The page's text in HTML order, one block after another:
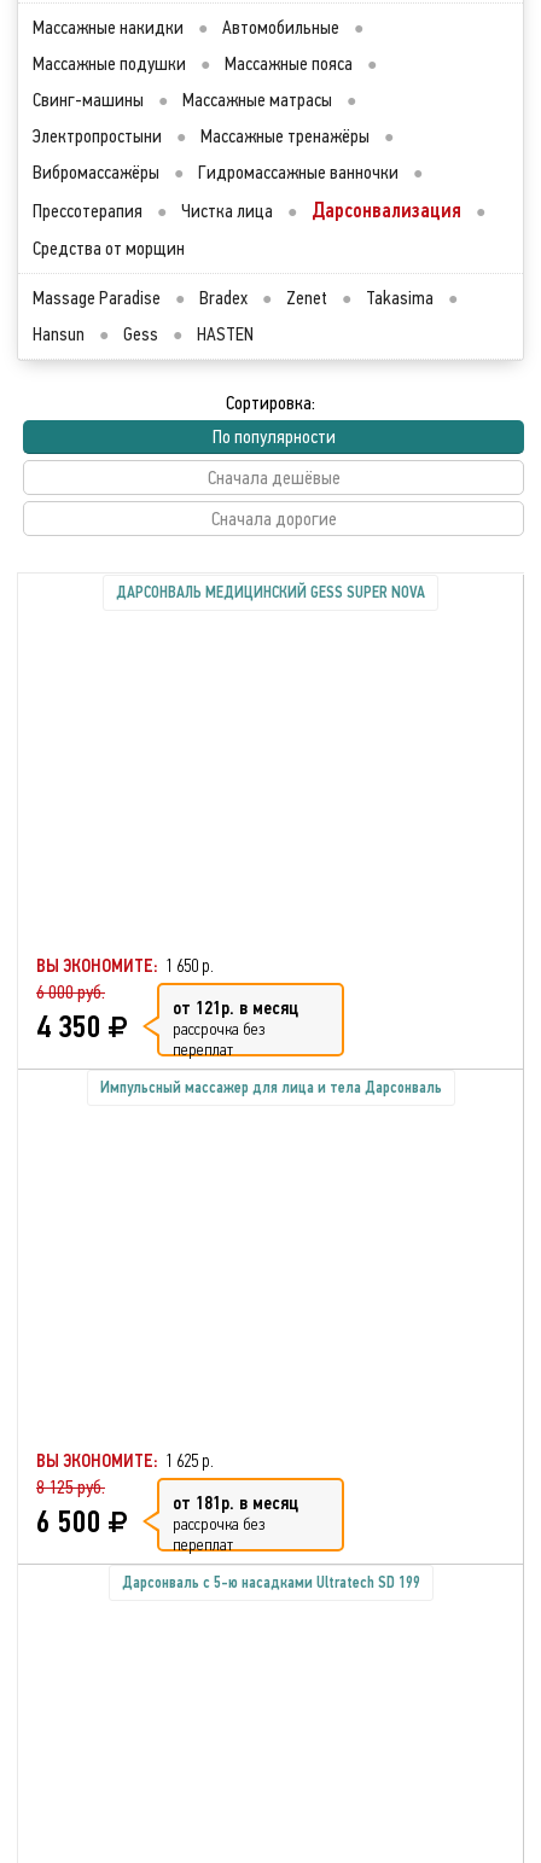
Массажные накидки ● Автомобильные
●
Массажные подушки
● Массажные пояса
●
Свинг-машины
● Массажные матрасы
●
Электропростыни
● Массажные тренажёры
●
Вибромассажёры
● Гидромассажные ванночки
●
Прессотерапия
● Чистка лица ● Дарсонвализация
●
Средства от морщин
Massage Paradise ● Bradex ● Zenet ● Takasima
●
Hansun
● Gess ● HASTEN
Сортировка:
По популярности
Сначала дешёвые
Сначала дорогие
ДАРСОНВАЛЬ МЕДИЦИНСКИЙ GESS SUPER NOVA
ВЫ ЭКОНОМИТЕ: 1 650 р.
6 000 руб.
4 350 от 121р. в месяц
рассрочка без
переплат
Импульсный массажер для лица и тела Дарсонваль
ВЫ ЭКОНОМИТЕ: 1 625 р.
8 125 руб.
6 500 от 181р. в месяц
рассрочка без
переплат
Дарсонваль с 5-ю насадками Ultratech SD 199